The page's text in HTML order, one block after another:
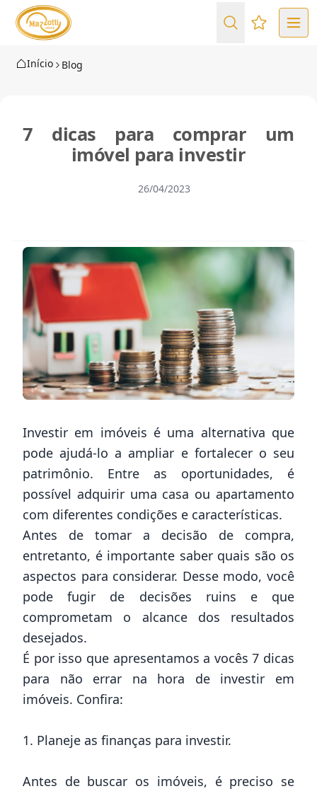
Favoritos
Início Blog
7 dicas para comprar um
imóvel para investir
26/04/2023
Investir em imóveis é uma alternativa que
pode ajudá-lo a ampliar e fortalecer o seu
patrimônio. Entre as oportunidades, é
possível adquirir uma casa ou apartamento
com diferentes condições e características.
Antes de tomar a decisão de compra,
entretanto, é importante saber quais são os
aspectos para considerar. Desse modo, você
pode fugir de decisões ruins e que
comprometam o alcance dos resultados
desejados.
É por isso que apresentamos a vocês 7 dicas
para não errar na hora de investir em
imóveis. Confira:
1. Planeje as finanças para investir.
Antes de buscar os imóveis, é preciso se